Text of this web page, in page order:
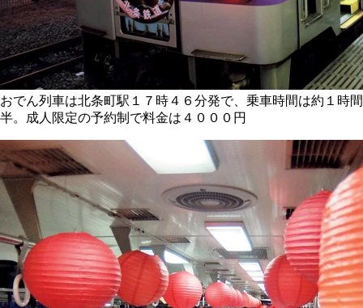
おでん列車は北条町駅１７時４６分発で、乗車時間は約１時間
半。成人限定の予約制で料金は４０００円